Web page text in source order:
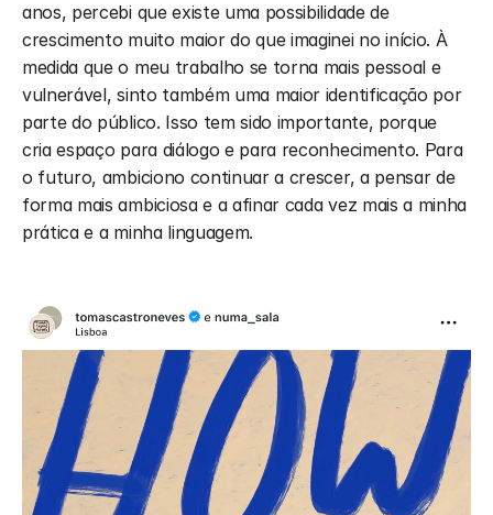
anos, percebi que existe uma possibilidade de
crescimento muito maior do que imaginei no início. À
medida que o meu trabalho se torna mais pessoal e
vulnerável, sinto também uma maior identificação por
parte do público. Isso tem sido importante, porque
cria espaço para diálogo e para reconhecimento. Para
o futuro, ambiciono continuar a crescer, a pensar de
forma mais ambiciosa e a afinar cada vez mais a minha
prática e a minha linguagem.